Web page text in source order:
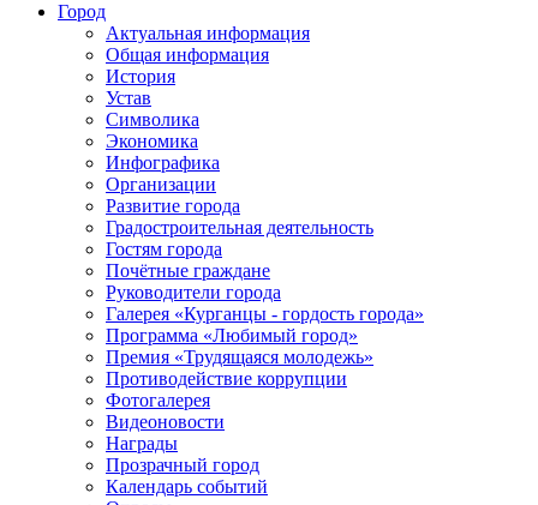
Город
Актуальная информация
Общая информация
История
Устав
Символика
Экономика
Инфографика
Организации
Развитие города
Градостроительная деятельность
Гостям города
Почётные граждане
Руководители города
Галерея «Курганцы - гордость города»
Программа «Любимый город»
Премия «Трудящаяся молодежь»
Противодействие коррупции
Фотогалерея
Видеоновости
Награды
Прозрачный город
Календарь событий